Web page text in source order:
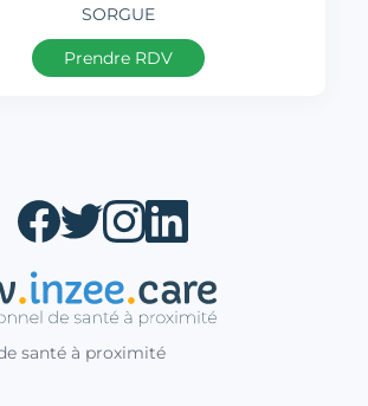
SORGUE
Prendre RDV
santé à proximité